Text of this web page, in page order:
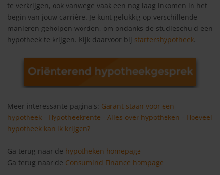
te verkrijgen, ook vanwege vaak een nog laag inkomen in het
begin van jouw carrière. Je kunt gelukkig op verschillende
manieren geholpen worden, om ondanks de studieschuld een
hypotheek te krijgen. Kijk daarvoor bij startershypotheek.
Meer interessante pagina's: Garant staan voor een
hypotheek - Hypotheekrente - Alles over hypotheken - Hoeveel
hypotheek kan ik krijgen?
Ga terug naar de hypotheken homepage
Ga terug naar de Consumind Finance hompage